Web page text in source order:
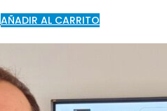
AÑADIR AL CARRITO